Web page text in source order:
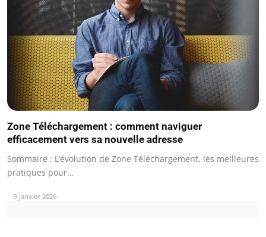
Zone Téléchargement : comment naviguer
efficacement vers sa nouvelle adresse
Sommaire : L’évolution de Zone Téléchargement, les meilleures
pratiques pour…
9 janvier 2026